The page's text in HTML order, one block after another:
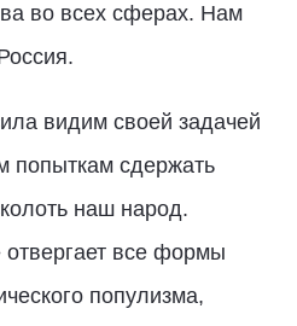
во всех сферах. Нам
видим своей задачей
попыткам сдержать
наш народ.
отвергает все формы
популизма,